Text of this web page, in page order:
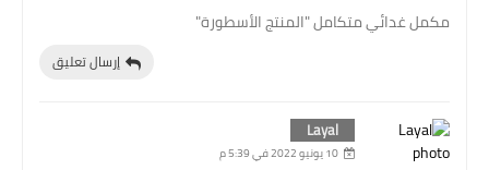
مكمل غدائي متكامل "المنتج الأسطورة"
إرسال تعليق
Layal
10 يونيو 2022 في 5:39 م